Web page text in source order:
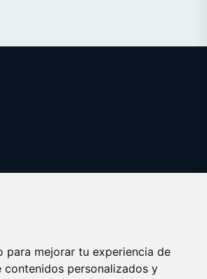
para mejorar tu experiencia de
personalizados y